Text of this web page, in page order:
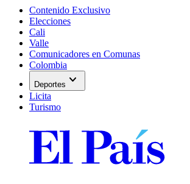
Contenido Exclusivo
Elecciones
Cali
Valle
Comunicadores en Comunas
Colombia
Deportes expand_more
Licita
Turismo